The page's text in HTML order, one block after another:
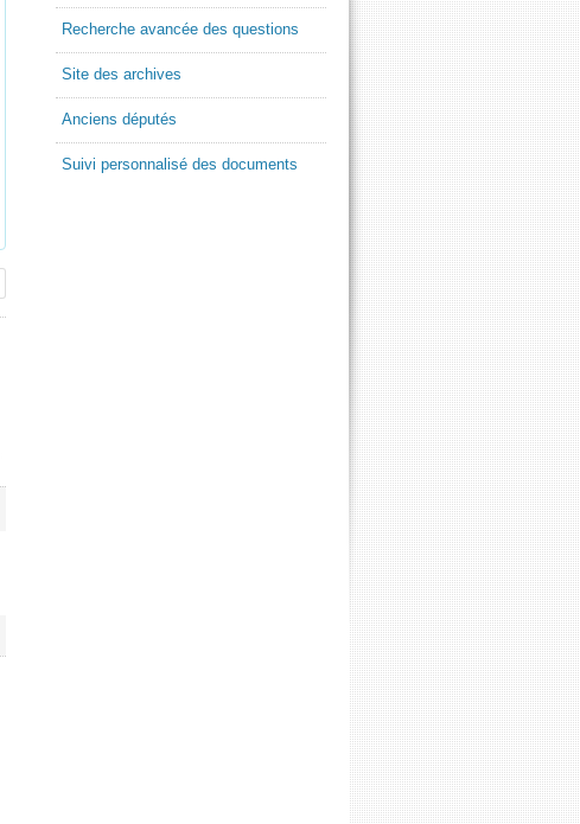
Recherche avancée des questions
Site des archives
Anciens députés
Suivi personnalisé des documents